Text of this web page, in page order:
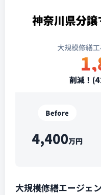
大規模修繕エージェ